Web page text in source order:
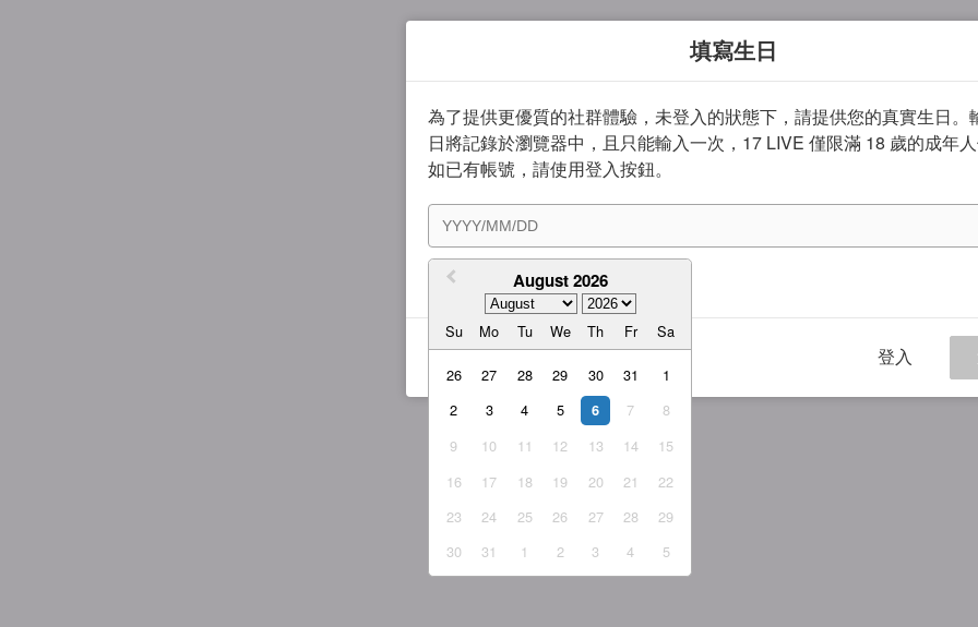
填寫生日
為了提供更優質的社群體驗，未登入的狀態下，請提供您的真實生日。
日將記錄於瀏覽器中，且只能輸入一次，17 LIVE 僅限滿 18 歲的成年人
如已有帳號，請使用登入按鈕。
August 2026
Su Mo Tu We Th Fr Sa
26 27 28 29 30 31
1
2
3 4 5 6 7
8
9
10 11 12 13 14
15
16
17 18 19 20 21
22
23
24 25 26 27 28
29
30
31 1 2 3 4 5
我同意 服務條款與隱私權政策
登入